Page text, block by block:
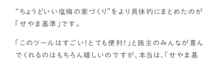
OTHER
せやまのきもち
工務店の方へ
“ちょうどいい塩梅の家づくり”をより具体的にまとめたのが
「せやま基準」です。
「このツールはすごい！とても便利！」と施主のみんなが喜ん
でくれるのはもちろん嬉しいのですが、本当は、「せやま基